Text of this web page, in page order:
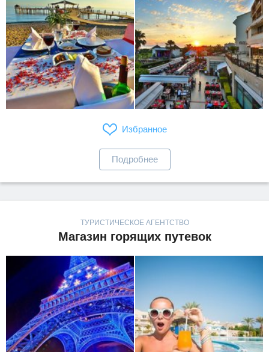
Избранное
Подробнее
ТУРИСТИЧЕСКОЕ АГЕНТСТВО
Магазин горящих путевок